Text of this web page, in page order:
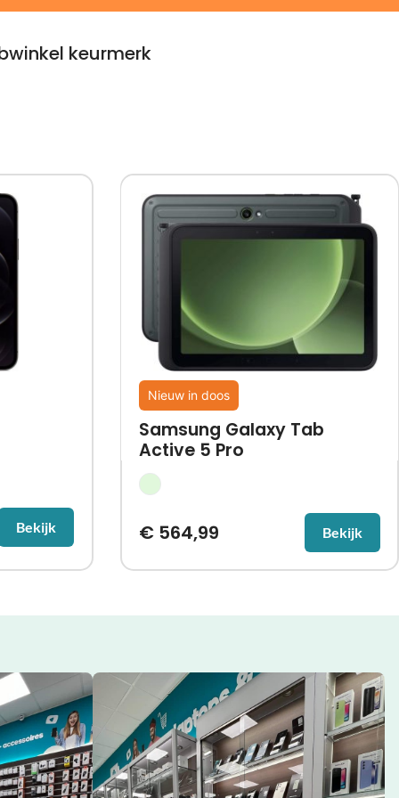
keurmerk
Bekijk
Nieuw in doos
Samsung Galaxy Tab
Active 5 Pro
€ 564,99 Bekijk